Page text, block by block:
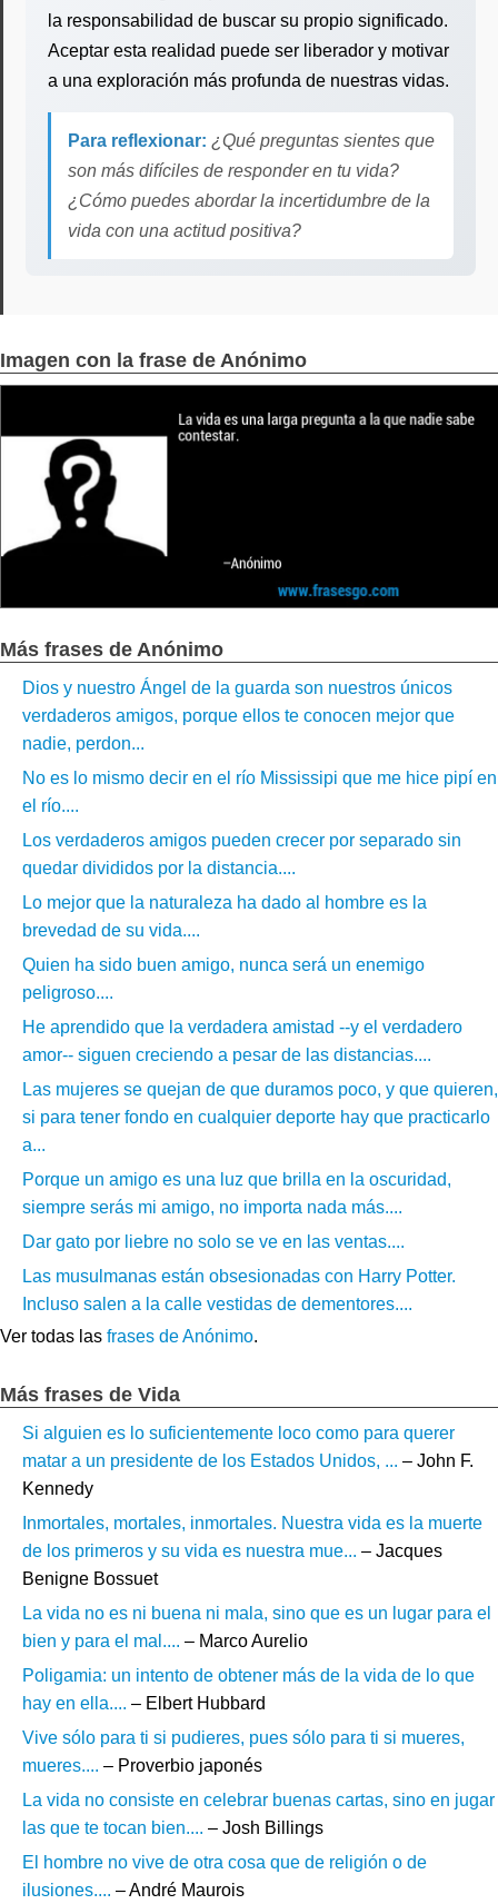
la responsabilidad de buscar su propio significado.
Aceptar esta realidad puede ser liberador y motivar
a una exploración más profunda de nuestras vidas.
Para reflexionar: ¿Qué preguntas sientes que
son más difíciles de responder en tu vida?
¿Cómo puedes abordar la incertidumbre de la
vida con una actitud positiva?
Imagen con la frase de Anónimo
Más frases de Anónimo
Dios y nuestro Ángel de la guarda son nuestros únicos
verdaderos amigos, porque ellos te conocen mejor que
nadie, perdon...
No es lo mismo decir en el río Mississipi que me hice pipí en
el río....
Los verdaderos amigos pueden crecer por separado sin
quedar divididos por la distancia....
Lo mejor que la naturaleza ha dado al hombre es la
brevedad de su vida....
Quien ha sido buen amigo, nunca será un enemigo
peligroso....
He aprendido que la verdadera amistad --y el verdadero
amor-- siguen creciendo a pesar de las distancias....
Las mujeres se quejan de que duramos poco, y que quieren,
si para tener fondo en cualquier deporte hay que practicarlo
a...
Porque un amigo es una luz que brilla en la oscuridad,
siempre serás mi amigo, no importa nada más....
Dar gato por liebre no solo se ve en las ventas....
Las musulmanas están obsesionadas con Harry Potter.
Incluso salen a la calle vestidas de dementores....
Ver todas las frases de Anónimo.
Más frases de Vida
Si alguien es lo suficientemente loco como para querer
matar a un presidente de los Estados Unidos, ... – John F.
Kennedy
Inmortales, mortales, inmortales. Nuestra vida es la muerte
de los primeros y su vida es nuestra mue... – Jacques
Benigne Bossuet
La vida no es ni buena ni mala, sino que es un lugar para el
bien y para el mal.... – Marco Aurelio
Poligamia: un intento de obtener más de la vida de lo que
hay en ella.... – Elbert Hubbard
Vive sólo para ti si pudieres, pues sólo para ti si mueres,
mueres.... – Proverbio japonés
La vida no consiste en celebrar buenas cartas, sino en jugar
las que te tocan bien.... – Josh Billings
El hombre no vive de otra cosa que de religión o de
ilusiones.... – André Maurois